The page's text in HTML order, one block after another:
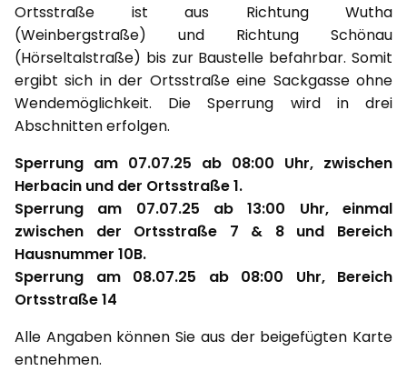
Ortsstraße ist aus Richtung Wutha
(Weinbergstraße) und Richtung Schönau
(Hörseltalstraße) bis zur Baustelle befahrbar. Somit
ergibt sich in der Ortsstraße eine Sackgasse ohne
Wendemöglichkeit. Die Sperrung wird in drei
Abschnitten erfolgen.
Sperrung am 07.07.25 ab 08:00 Uhr, zwischen
Herbacin und der Ortsstraße 1.
Sperrung am 07.07.25 ab 13:00 Uhr, einmal
zwischen der Ortsstraße 7 & 8 und Bereich
Hausnummer 10B.
Sperrung am 08.07.25 ab 08:00 Uhr, Bereich
Ortsstraße 14
Alle Angaben können Sie aus der beigefügten Karte
entnehmen.